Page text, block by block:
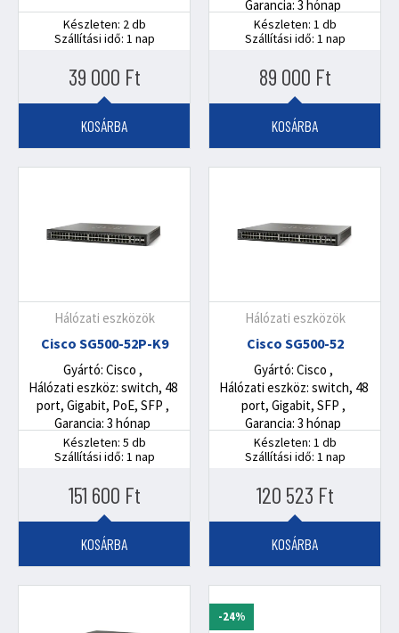
Készleten: 2 db
Szállítási idő: 1 nap
39 000 Ft
KOSÁRBA
Garancia: 3 hónap
Készleten: 1 db
Szállítási idő: 1 nap
89 000 Ft
KOSÁRBA
Hálózati eszközök
Cisco SG500-52P-K9
Gyártó: Cisco
Hálózati eszköz: switch, 48
port, Gigabit, PoE, SFP
Garancia: 3 hónap
Készleten: 5 db
Szállítási idő: 1 nap
151 600 Ft
KOSÁRBA
Hálózati eszközök
Cisco SG500-52
Gyártó: Cisco
Hálózati eszköz: switch, 48
port, Gigabit, SFP
Garancia: 3 hónap
Készleten: 1 db
Szállítási idő: 1 nap
120 523 Ft
KOSÁRBA
-24%